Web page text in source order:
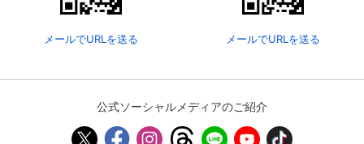
メールでURLを送る メールでURLを送る
公式ソーシャルメディアのご紹介